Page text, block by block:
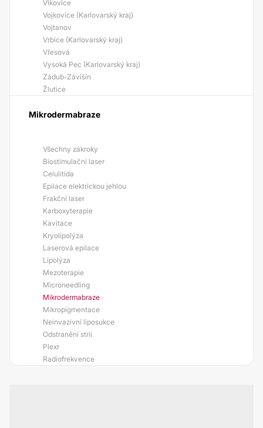
Vlkovice
Vojkovice (Karlovarský kraj)
Vojtanov
Vrbice (Karlovarský kraj)
Vřesová
Vysoká Pec (Karlovarský kraj)
Zádub-Závišín
Žlutice
Mikrodermabraze
Všechny zákroky
Biostimulační laser
Celulitida
Epilace elektrickou jehlou
Frakční laser
Karboxyterapie
Kavitace
Kryolipolýza
Laserová epilace
Lipolýza
Mezoterapie
Microneedling
Mikrodermabraze
Mikropigmentace
Neinvazivní liposukce
Odstranění strií
Plexr
Radiofrekvence